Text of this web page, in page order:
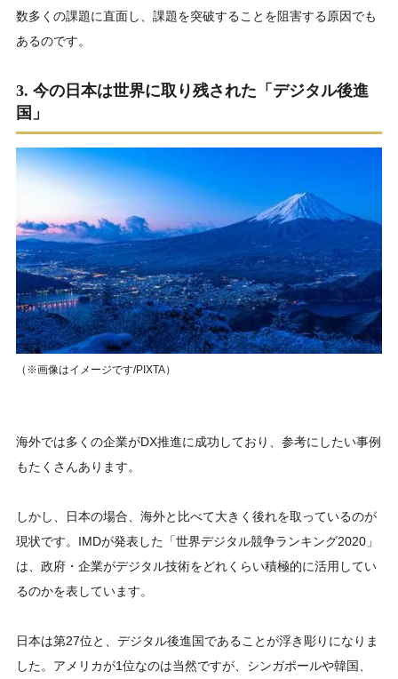
数多くの課題に直面し、課題を突破することを阻害する原因でも
あるのです。
3. 今の日本は世界に取り残された「デジタル後進
国」
（※画像はイメージです/PIXTA）
海外では多くの企業がDX推進に成功しており、参考にしたい事例
もたくさんあります。
しかし、日本の場合、海外と比べて大きく後れを取っているのが
現状です。IMDが発表した「世界デジタル競争ランキング2020」
は、政府・企業がデジタル技術をどれくらい積極的に活用してい
るのかを表しています。
日本は第27位と、デジタル後進国であることが浮き彫りになりま
した。アメリカが1位なのは当然ですが、シンガポールや韓国、